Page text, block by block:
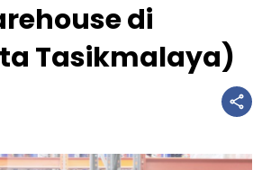
di
Tasikmalaya)